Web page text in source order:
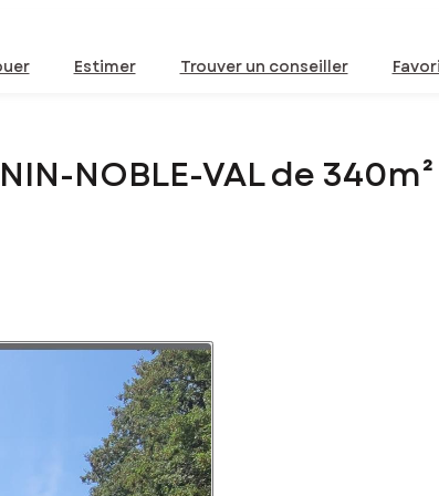
Estimer Trouver un conseiller
NOBLE-VAL de 340m²